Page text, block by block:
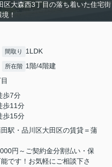
区大森西3丁目の落ち着いた住宅街
！
間取り 1LDK
所在階 1階/4階建
歩7分
歩11分
歩15分
駅・品川区大田区の賃貸＝蒲
円～ご契約金分割払い・保
です！お気軽にご相談下さ